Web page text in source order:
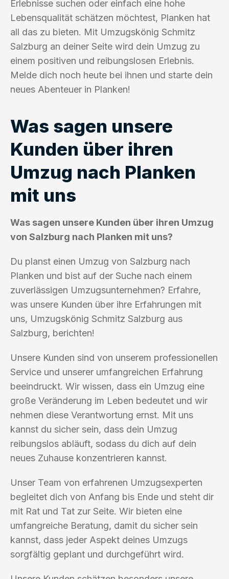
Erlebnisse suchen oder einfach eine hohe
Lebensqualität schätzen möchtest, Planken hat
all das zu bieten. Mit Umzugskönig Schmitz
Salzburg an deiner Seite wird dein Umzug zu
einem positiven und reibungslosen Erlebnis.
Melde dich noch heute bei ihnen und starte dein
neues Abenteuer in Planken!
Was sagen unsere
Kunden über ihren
Umzug nach Planken
mit uns
Was sagen unsere Kunden über ihren Umzug
von Salzburg nach Planken mit uns?
Du planst einen Umzug von Salzburg nach
Planken und bist auf der Suche nach einem
zuverlässigen Umzugsunternehmen? Erfahre,
was unsere Kunden über ihre Erfahrungen mit
uns, Umzugskönig Schmitz Salzburg aus
Salzburg, berichten!
Unsere Kunden sind von unserem professionellen
Service und unserer umfangreichen Erfahrung
beeindruckt. Wir wissen, dass ein Umzug eine
große Veränderung im Leben bedeutet und wir
nehmen diese Verantwortung ernst. Mit uns
kannst du sicher sein, dass dein Umzug
reibungslos abläuft, sodass du dich auf dein
neues Zuhause konzentrieren kannst.
Unser Team von erfahrenen Umzugsexperten
begleitet dich von Anfang bis Ende und steht dir
mit Rat und Tat zur Seite. Wir bieten eine
umfangreiche Beratung, damit du sicher sein
kannst, dass jeder Aspekt deines Umzugs
sorgfältig geplant und durchgeführt wird.